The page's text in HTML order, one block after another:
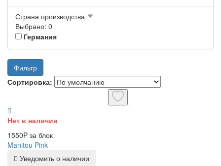
Страна производства
Выбрано: 0
Германия
Фильтр
Сортировка:
Нет в наличии
1550P за блок
Manitou Pink
Уведомить о наличии